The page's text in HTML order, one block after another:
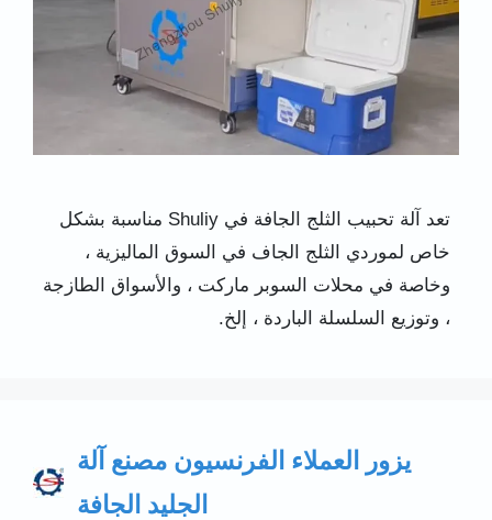
تعد آلة تحبيب الثلج الجافة في Shuliy مناسبة بشكل
خاص لموردي الثلج الجاف في السوق الماليزية ،
وخاصة في محلات السوبر ماركت ، والأسواق الطازجة
، وتوزيع السلسلة الباردة ، إلخ.
يزور العملاء الفرنسيون مصنع آلة
الجليد الجافة